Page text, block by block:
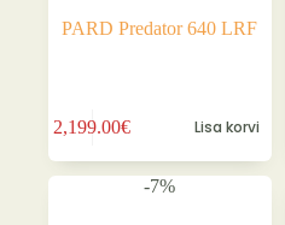
PARD Predator 640 LRF
2,199.00€ Lisa korvi
-7%